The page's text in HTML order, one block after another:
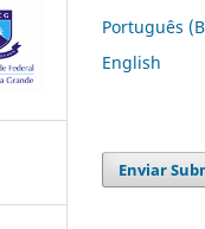
Português
English
Enviar